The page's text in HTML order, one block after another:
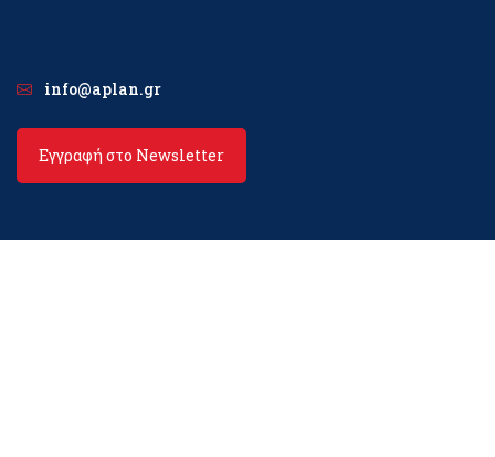
info@aplan.gr
Εγγραφή στο Newsletter